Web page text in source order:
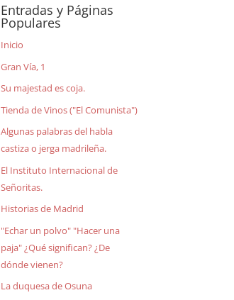
Entradas y Páginas
Populares
Inicio
Gran Vía, 1
Su majestad es coja.
Tienda de Vinos ("El Comunista")
Algunas palabras del habla
castiza o jerga madrileña.
El Instituto Internacional de
Señoritas.
Historias de Madrid
"Echar un polvo" "Hacer una
paja" ¿Qué significan? ¿De
dónde vienen?
La duquesa de Osuna